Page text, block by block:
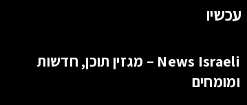
עכשיו
News Israeli – מגזין תוכן, חדשות
ומומחים